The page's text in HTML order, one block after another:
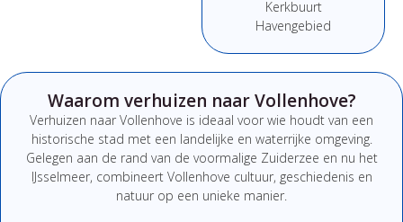
Kerkbuurt
Havengebied
Waarom verhuizen naar Vollenhove?
Verhuizen naar Vollenhove is ideaal voor wie houdt van een
historische stad met een landelijke en waterrijke omgeving.
Gelegen aan de rand van de voormalige Zuiderzee en nu het
IJsselmeer, combineert Vollenhove cultuur, geschiedenis en
natuur op een unieke manier.